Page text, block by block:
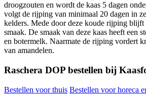
droogzouten en wordt de kaas 5 dagen
volgt de rijping van minimaal 20 dagen in
kelders. Mede door deze koude rijping blijft
smaak. De smaak van deze kaas heeft een
en botermelk. Naarmate de rijping vordert
van amandelen.
Raschera DOP bestellen bij
Bestellen voor thuis Bestellen voor horeca